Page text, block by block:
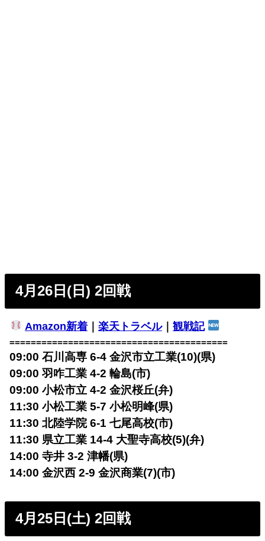
4月26日(日) 2回戦
Amazon新着｜ 楽天トラベル｜ 観戦記
=========================================
09:00 石川高専 6-4 金沢市立工業(10)(県)
09:00 羽咋工業 4-2 輪島(市)
09:00 小松市立 4-2 金沢桜丘(弁)
11:30 小松工業 5-7 小松明峰(県)
11:30 北陸学院 6-1 七尾高校(市)
11:30 県立工業 14-4 大聖寺高校(5)(弁)
14:00 寺井 3-2 津幡(県)
14:00 金沢西 2-9 金沢商業(7)(市)
4月25日(土) 2回戦